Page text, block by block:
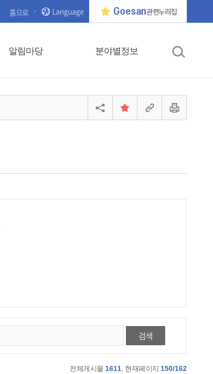
홈으로 Language Goesan관련누리집
알림마당 분야별정보
검색
전체게시물 1611 , 현재페이지 150/162